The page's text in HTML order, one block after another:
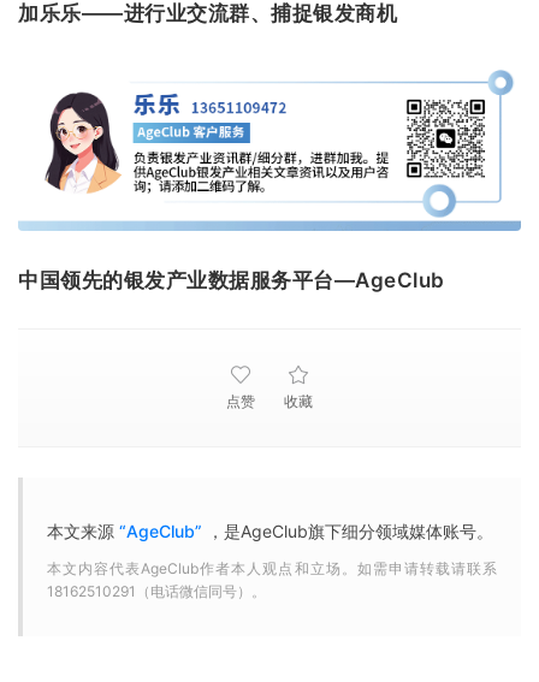
加乐乐——进行业交流群、捕捉银发商机
中国领先的银发产业数据服务平台—AgeClub
点赞 收藏
本文来源 “AgeClub” ，是AgeClub旗下细分领域媒体账号。
本文内容代表AgeClub作者本人观点和立场。如需申请转载请联系
18162510291（电话微信同号）。